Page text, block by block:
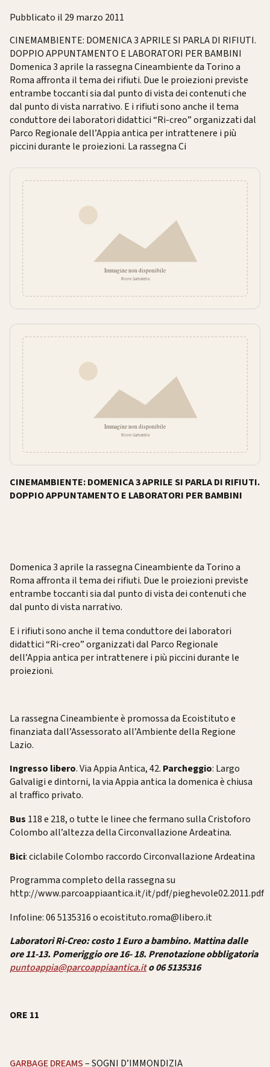
Pubblicato il 29 marzo 2011
CINEMAMBIENTE: DOMENICA 3 APRILE SI PARLA DI RIFIUTI.
DOPPIO APPUNTAMENTO E LABORATORI PER BAMBINI
Domenica 3 aprile la rassegna Cineambiente da Torino a
Roma affronta il tema dei rifiuti. Due le proiezioni previste
entrambe toccanti sia dal punto di vista dei contenuti che
dal punto di vista narrativo. E i rifiuti sono anche il tema
conduttore dei laboratori didattici “Ri-creo” organizzati dal
Parco Regionale dell’Appia antica per intrattenere i più
piccini durante le proiezioni. La rassegna Ci
CINEMAMBIENTE: DOMENICA 3 APRILE SI PARLA DI RIFIUTI.
DOPPIO APPUNTAMENTO E LABORATORI PER BAMBINI
Domenica 3 aprile la rassegna Cineambiente da Torino a
Roma affronta il tema dei rifiuti. Due le proiezioni previste
entrambe toccanti sia dal punto di vista dei contenuti che
dal punto di vista narrativo.
E i rifiuti sono anche il tema conduttore dei laboratori
didattici “Ri-creo” organizzati dal Parco Regionale
dell’Appia antica per intrattenere i più piccini durante le
proiezioni.
La rassegna Cineambiente è promossa da Ecoistituto e
finanziata dall’Assessorato all’Ambiente della Regione
Lazio.
Ingresso libero. Via Appia Antica, 42. Parcheggio: Largo
Galvaligi e dintorni, la via Appia antica la domenica è chiusa
al traffico privato.
Bus 118 e 218, o tutte le linee che fermano sulla Cristoforo
Colombo all’altezza della Circonvallazione Ardeatina.
Bici: ciclabile Colombo raccordo Circonvallazione Ardeatina
Programma completo della rassegna su
http://www.parcoappiaantica.it/it/pdf/pieghevole02.2011.pdf
Infoline: 06 5135316 o ecoistituto.roma@libero.it
Laboratori Ri-Creo: costo 1 Euro a bambino. Mattina dalle
ore 11-13. Pomeriggio ore 16- 18. Prenotazione obbligatoria
puntoappia@parcoappiaantica.ito 06 5135316
ORE 11
GARBAGE DREAMS– SOGNI D’IMMONDIZIA